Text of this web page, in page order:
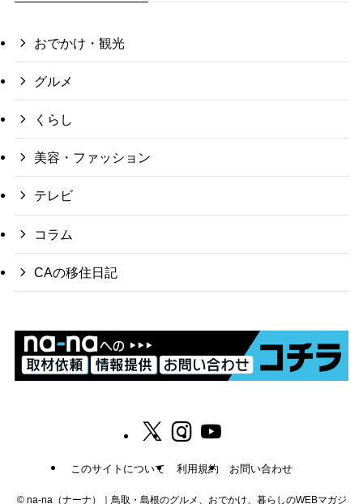
おでかけ・観光
グルメ
くらし
美容・ファッション
テレビ
コラム
CAの移住日記
このサイトについて 利用規約 お問い合わせ
©na-na（ナーナ）｜鳥取・島根のグルメ、おでかけ、暮らしのWEBマガジ